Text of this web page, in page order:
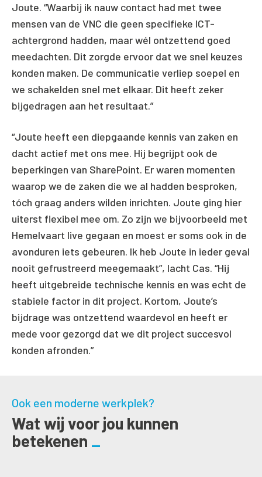
Joute. “Waarbij ik nauw contact had met twee
mensen van de VNC die geen specifieke ICT-
achtergrond hadden, maar wél ontzettend goed
meedachten. Dit zorgde ervoor dat we snel keuzes
konden maken. De communicatie verliep soepel en
we schakelden snel met elkaar. Dit heeft zeker
bijgedragen aan het resultaat.”
“Joute heeft een diepgaande kennis van zaken en
dacht actief met ons mee. Hij begrijpt ook de
beperkingen van SharePoint. Er waren momenten
waarop we de zaken die we al hadden besproken,
tóch graag anders wilden inrichten. Joute ging hier
uiterst flexibel mee om. Zo zijn we bijvoorbeeld met
Hemelvaart live gegaan en moest er soms ook in de
avonduren iets gebeuren. Ik heb Joute in ieder geval
nooit gefrustreerd meegemaakt”, lacht Cas. “Hij
heeft uitgebreide technische kennis en was echt de
stabiele factor in dit project. Kortom, Joute’s
bijdrage was ontzettend waardevol en heeft er
mede voor gezorgd dat we dit project succesvol
konden afronden.”
Ook een moderne werkplek?
Wat wij voor jou kunnen
betekenen